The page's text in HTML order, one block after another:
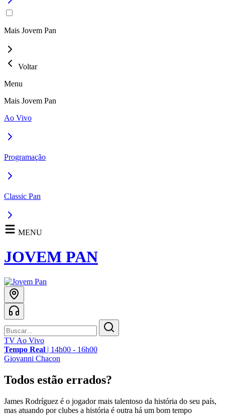
Mais Jovem Pan
Voltar
Menu
Mais Jovem Pan
Ao Vivo
Programação
Classic Pan
MENU
JOVEM PAN
TV Ao Vivo
Tempo Real | 14h00 - 16h00
Giovanni Chacon
Todos estão errados?
James Rodríguez é o jogador mais talentoso da história do seu país,
mas atuando por clubes a história é outra há um bom tempo